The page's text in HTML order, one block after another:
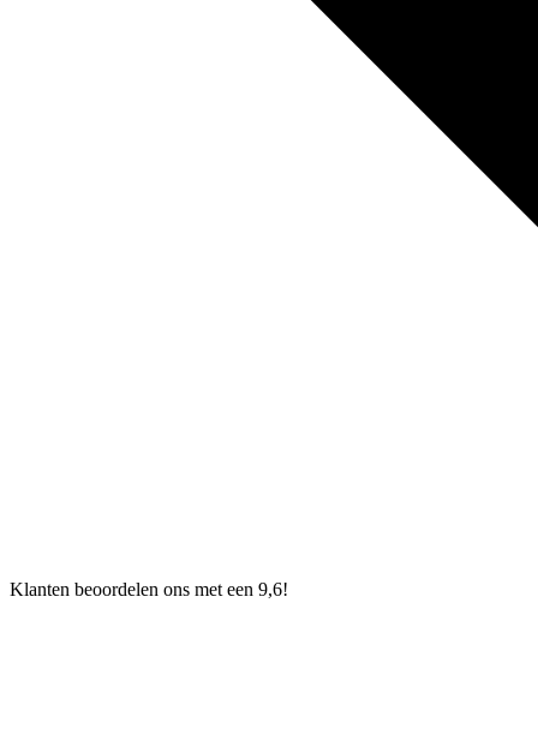
Klanten beoordelen ons met een 9,6!